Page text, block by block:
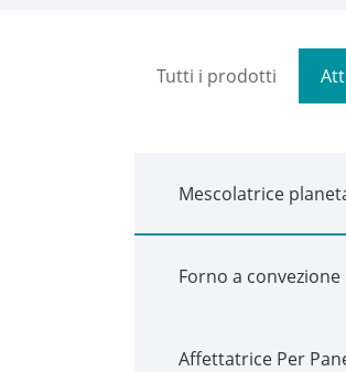
Tutti i prodotti
Mescolatrice
Forno a convezione
Affettatrice Per